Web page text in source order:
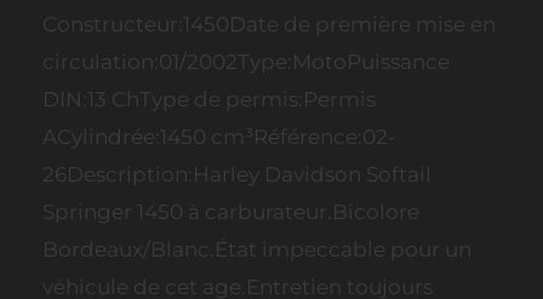
Constructeur:1450Date de première mise en
circulation:01/2002Type:MotoPuissance
DIN:13 ChType de permis:Permis
ACylindrée:1450 cm³Référence:02-
26Description:Harley Davidson Softail
Springer 1450 à carburateur.Bicolore
Bordeaux/Blanc.État impeccable pour un
véhicule de cet age.Entretien toujours